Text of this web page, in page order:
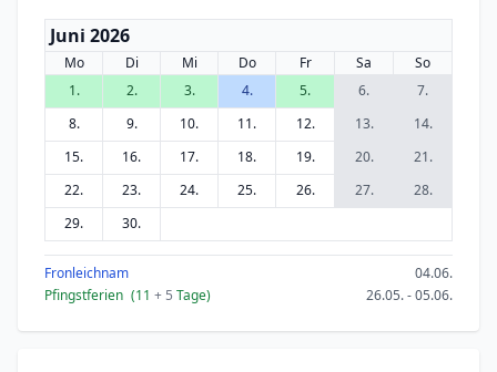
Juni 2026
Mo Di Mi Do Fr Sa
So
1.
2. 3. 4. 5. 6.
7.
8.
9. 10. 11. 12. 13.
14.
15.
16. 17. 18. 19. 20.
21.
22.
23. 24. 25. 26. 27.
28.
29.
30.
Fronleichnam
04.06.
Pfingstferien (11 + 5 Tage) 26.05. - 05.06.